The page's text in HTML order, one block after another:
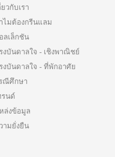
ยวกับเรา
ไมต้องกรีนแลม
ลเล็กชัน
งบันดาลใจ - เชิงพาณิชย์
งบันดาลใจ - ที่พักอาศัย
ณีศึกษา
รนด์
ล่งข้อมูล
ามยั่งยืน